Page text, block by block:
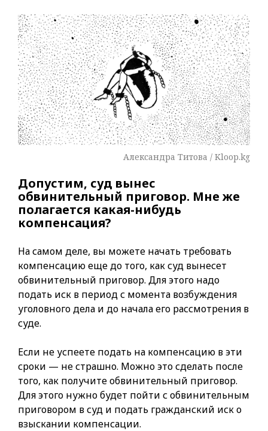
Александра Титова / Kloop.kg
Допустим, суд вынес
обвинительный приговор. Мне же
полагается какая-нибудь
компенсация?
На самом деле, вы можете начать требовать
компенсацию еще до того, как суд вынесет
обвинительный приговор. Для этого надо
подать иск в период с момента возбуждения
уголовного дела и до начала его рассмотрения в
суде.
Если не успеете подать на компенсацию в эти
сроки — не страшно. Можно это сделать после
того, как получите обвинительный приговор.
Для этого нужно будет пойти с обвинительным
приговором в суд и подать гражданский иск о
взыскании компенсации.